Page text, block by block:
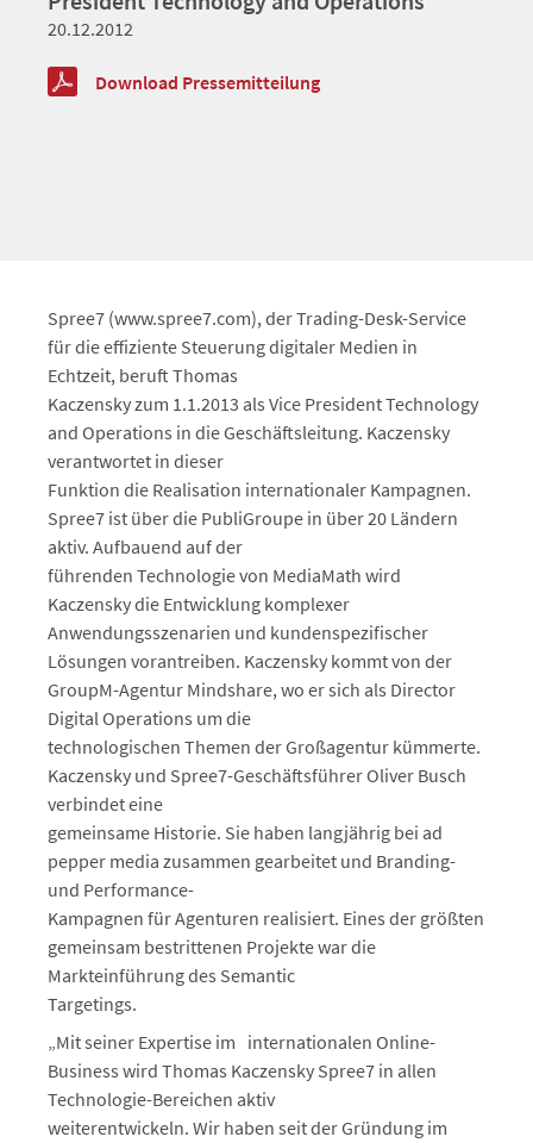
20.12.2012
Download Pressemitteilung
Spree7 (www.spree7.com), der Trading-Desk-Service
für die effiziente Steuerung digitaler Medien in
Echtzeit, beruft Thomas
Kaczensky zum 1.1.2013 als Vice President Technology
and Operations in die Geschäftsleitung. Kaczensky
verantwortet in dieser
Funktion die Realisation internationaler Kampagnen.
Spree7 ist über die PubliGroupe in über 20 Ländern
aktiv. Aufbauend auf der
führenden Technologie von MediaMath wird
Kaczensky die Entwicklung komplexer
Anwendungsszenarien und kundenspezifischer
Lösungen vorantreiben. Kaczensky kommt von der
GroupM-Agentur Mindshare, wo er sich als Director
Digital Operations um die
technologischen Themen der Großagentur kümmerte.
Kaczensky und Spree7-Geschäftsführer Oliver Busch
verbindet eine
gemeinsame Historie. Sie haben langjährig bei ad
pepper media zusammen gearbeitet und Branding-
und Performance-
Kampagnen für Agenturen realisiert. Eines der größten
gemeinsam bestrittenen Projekte war die
Markteinführung des Semantic
Targetings.
„Mit seiner Expertise im internationalen Online-
Business wird Thomas Kaczensky Spree7 in allen
Technologie-Bereichen aktiv
weiterentwickeln. Wir haben seit der Gründung im